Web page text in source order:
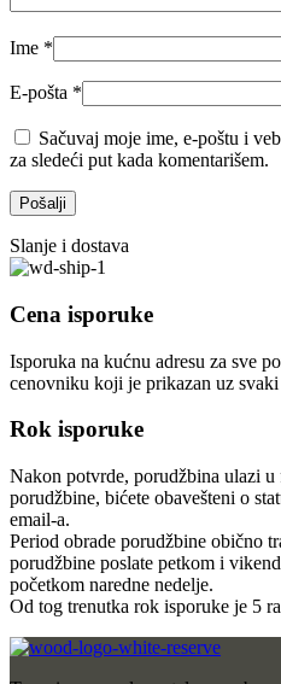
Ime *
E-pošta *
Sačuvaj moje ime, e-poštu i
za sledeći put kada komentarišem.
Slanje i dostava
Cena isporuke
Isporuka na kućnu adresu za sve
cenovniku koji je prikazan uz
Rok isporuke
Nakon potvrde, porudžbina ulazi u
porudžbine, bićete obavešteni o
email-a.
Period obrade porudžbine obično
porudžbine poslate petkom i
početkom naredne nedelje.
Od tog trenutka rok isporuke je 5